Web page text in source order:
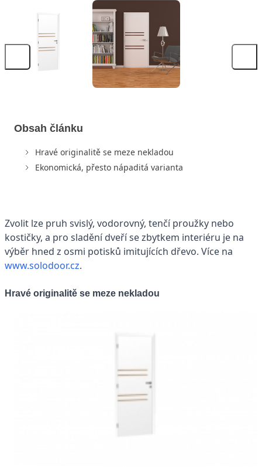
Obsah článku
Hravé originalitě se meze nekladou
Ekonomická, přesto nápaditá varianta
Zvolit lze pruh svislý, vodorovný, tenčí proužky nebo
kostičky, a pro sladění dveří se zbytkem interiéru je na
výběr hned z osmi potisků imitujících dřevo. Více na
www.solodoor.cz.
Hravé originalitě se meze nekladou